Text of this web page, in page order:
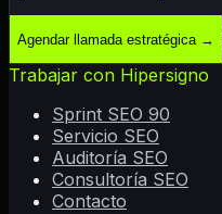
Agendar llamada estratégica →
Trabajar con Hipersigno
Sprint SEO 90
Servicio SEO
Auditoría SEO
Consultoría SEO
Contacto